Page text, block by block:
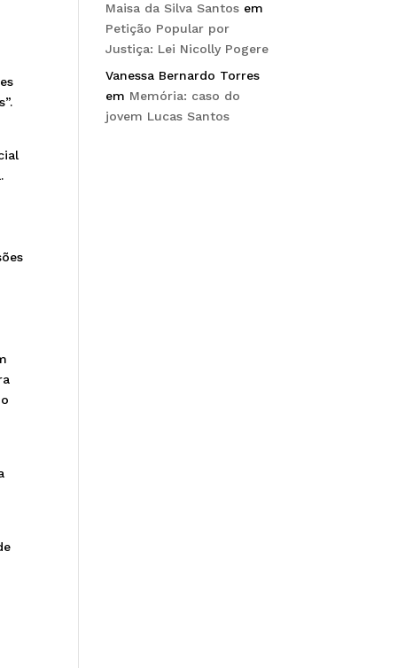
Maisa da Silva Santos em
Petição Popular por
Justiça: Lei Nicolly Pogere
Vanessa Bernardo Torres
em Memória: caso do
jovem Lucas Santos